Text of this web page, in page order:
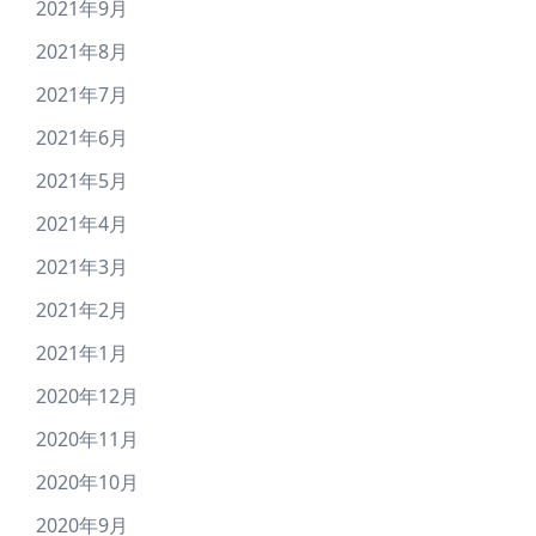
2021年9月
2021年8月
2021年7月
2021年6月
2021年5月
2021年4月
2021年3月
2021年2月
2021年1月
2020年12月
2020年11月
2020年10月
2020年9月